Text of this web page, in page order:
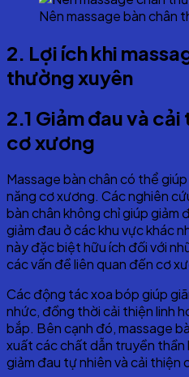
Nên massage bàn chân
2. Lợi ích khi
thường xuyên
2.1 Giảm đau và
cơ xương
Massage bàn chân có thể
năng cơ xương. Các nghiên
bàn chân không chỉ giúp giảm
giảm đau ở các khu vực khác
này đặc biệt hữu ích đối với
các vấn đề liên quan đến cơ
Các động tác xoa bóp giúp
nhức, đồng thời cải thiện linh
bắp. Bên cạnh đó, massage
xuất các chất dẫn truyền thần
giảm đau tự nhiên và cải thiện